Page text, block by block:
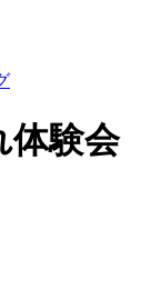
体験会